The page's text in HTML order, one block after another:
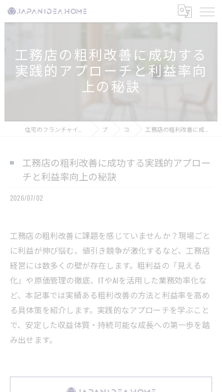
工務店の粗利改善に成功する
実践的アプローチと利益率向
上の秘訣
ブログ コラム 工務店の粗利改善に成功する実践的アプローチと利益率向上の秘訣
工務店の粗利改善に成功する実践的アプロー
チと利益率向上の秘訣
2026/07/02
工務店の粗利改善に課題を感じていませんか？現場ごと
に利益が伸び悩む、値引き競争が激化するなど、工務店
経営には数多くの壁が存在します。粗利益の「見える
化」や原価管理の徹底、ITやAIを活用した業務効率化な
ど、本記事では実績ある粗利改善の方法と利益率を高め
る具体策を紹介します。実践的なアプローチを学ぶこと
で、安定した収益体質・持続可能な成長への第一歩を踏
み出せます。